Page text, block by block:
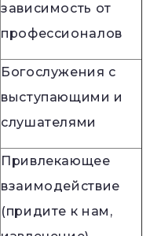
зависимость от
профессионалов
Богослужения с
выступающими и
слушателями
Привлекающее
взаимодействие
(придите к нам,